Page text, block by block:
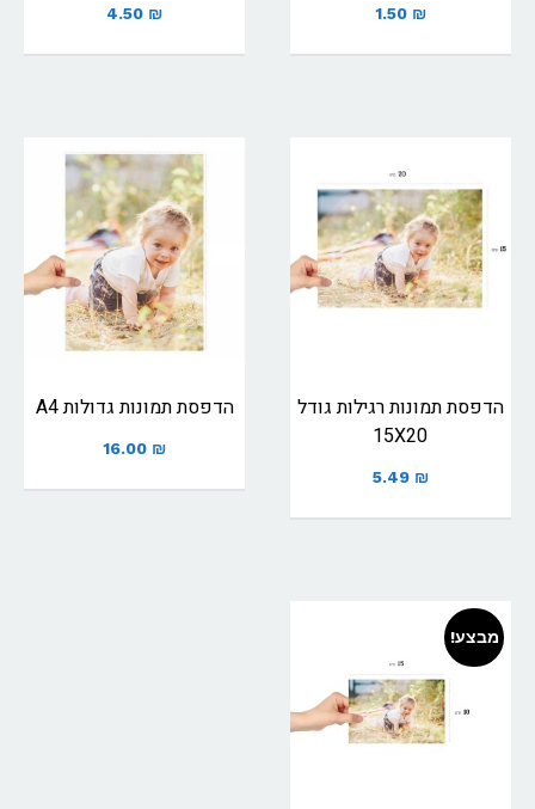
1.50 ₪
4.50 ₪
הדפסת תמונות רגילות גודל
15X20
5.49 ₪
הדפסת תמונות גדולות A4
16.00 ₪
מבצע!